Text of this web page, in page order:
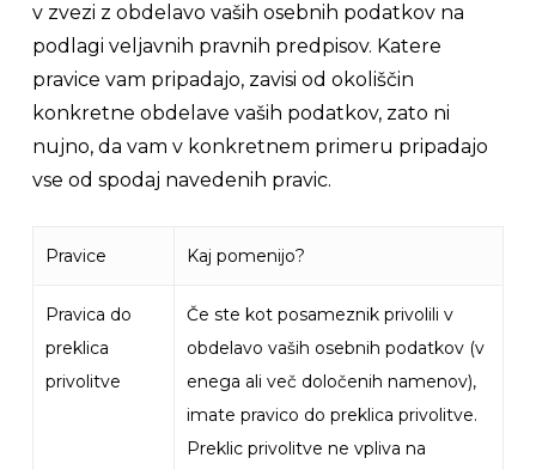
v zvezi z obdelavo vaših osebnih podatkov na
podlagi veljavnih pravnih predpisov. Katere
pravice vam pripadajo, zavisi od okoliščin
konkretne obdelave vaših podatkov, zato ni
nujno, da vam v konkretnem primeru pripadajo
vse od spodaj navedenih pravic.
Pravice Kaj pomenijo?
Pravica do
preklica
privolitve
Če ste kot posameznik privolili v
obdelavo vaših osebnih podatkov (v
enega ali več določenih namenov),
imate pravico do preklica privolitve.
Preklic privolitve ne vpliva na